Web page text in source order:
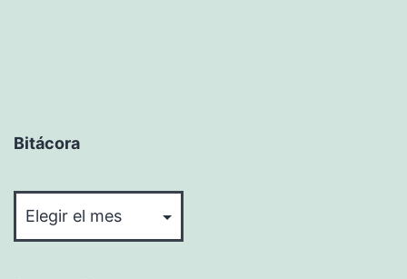
Bitácora